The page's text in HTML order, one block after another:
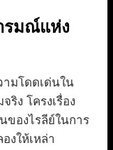
รมณ์แห่ง
มโดดเด่นใน
ง โครงเรื่อง
ของไรลีย์ในการ
งให้เหล่า